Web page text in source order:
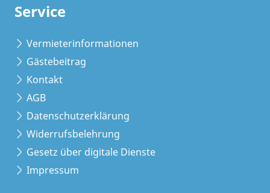
Service
Vermieterinformationen
Gästebeitrag
Kontakt
AGB
Datenschutzerklärung
Widerrufsbelehrung
Gesetz über digitale Dienste
Impressum